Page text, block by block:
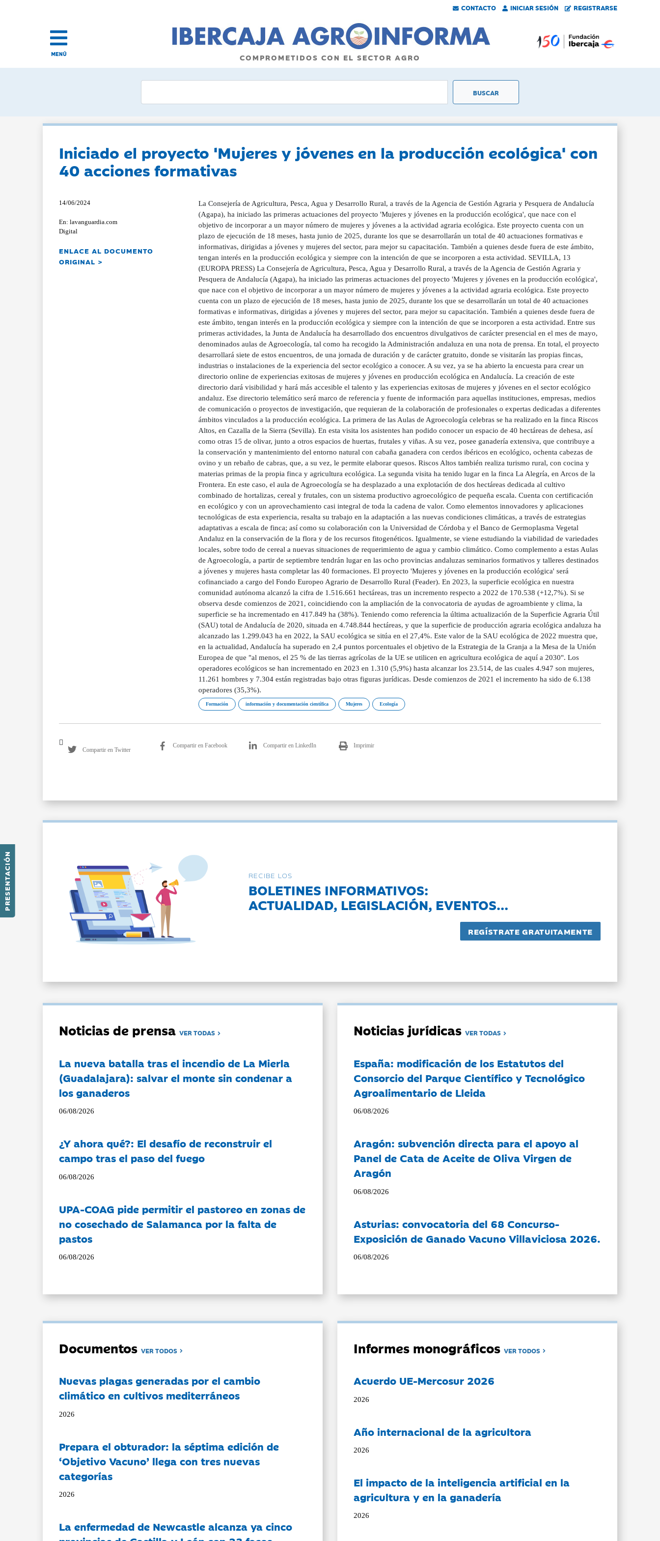
CONTACTO INICIAR SESIÓN REGISTRARSE
PRESENTACIÓN
MENÚ COMPROMETIDOS CON EL SECTOR AGRO
Iniciado el proyecto 'Mujeres y jóvenes en la producción ecológica' con
40 acciones formativas
14/06/2024
En: lavanguardia.com
Digital
ENLACE AL DOCUMENTO
ORIGINAL >
La Consejería de Agricultura, Pesca, Agua y Desarrollo Rural, a través de la Agencia de Gestión Agraria y Pesquera de Andalucía
(Agapa), ha iniciado las primeras actuaciones del proyecto 'Mujeres y jóvenes en la producción ecológica', que nace con el
objetivo de incorporar a un mayor número de mujeres y jóvenes a la actividad agraria ecológica. Este proyecto cuenta con un
plazo de ejecución de 18 meses, hasta junio de 2025, durante los que se desarrollarán un total de 40 actuaciones formativas e
informativas, dirigidas a jóvenes y mujeres del sector, para mejor su capacitación. También a quienes desde fuera de este ámbito,
tengan interés en la producción ecológica y siempre con la intención de que se incorporen a esta actividad. SEVILLA, 13
(EUROPA PRESS) La Consejería de Agricultura, Pesca, Agua y Desarrollo Rural, a través de la Agencia de Gestión Agraria y
Pesquera de Andalucía (Agapa), ha iniciado las primeras actuaciones del proyecto 'Mujeres y jóvenes en la producción ecológica',
que nace con el objetivo de incorporar a un mayor número de mujeres y jóvenes a la actividad agraria ecológica. Este proyecto
cuenta con un plazo de ejecución de 18 meses, hasta junio de 2025, durante los que se desarrollarán un total de 40 actuaciones
formativas e informativas, dirigidas a jóvenes y mujeres del sector, para mejor su capacitación. También a quienes desde fuera de
este ámbito, tengan interés en la producción ecológica y siempre con la intención de que se incorporen a esta actividad. Entre sus
primeras actividades, la Junta de Andalucía ha desarrollado dos encuentros divulgativos de carácter presencial en el mes de mayo,
denominados aulas de Agroecología, tal como ha recogido la Administración andaluza en una nota de prensa. En total, el proyecto
desarrollará siete de estos encuentros, de una jornada de duración y de carácter gratuito, donde se visitarán las propias fincas,
industrias o instalaciones de la experiencia del sector ecológico a conocer. A su vez, ya se ha abierto la encuesta para crear un
directorio online de experiencias exitosas de mujeres y jóvenes en producción ecológica en Andalucía. La creación de este
directorio dará visibilidad y hará más accesible el talento y las experiencias exitosas de mujeres y jóvenes en el sector ecológico
andaluz. Ese directorio telemático será marco de referencia y fuente de información para aquellas instituciones, empresas, medios
de comunicación o proyectos de investigación, que requieran de la colaboración de profesionales o expertas dedicadas a diferentes
ámbitos vinculados a la producción ecológica. La primera de las Aulas de Agroecología celebras se ha realizado en la finca Riscos
Altos, en Cazalla de la Sierra (Sevilla). En esta visita los asistentes han podido conocer un espacio de 40 hectáreas de dehesa, así
como otras 15 de olivar, junto a otros espacios de huertas, frutales y viñas. A su vez, posee ganadería extensiva, que contribuye a
la conservación y mantenimiento del entorno natural con cabaña ganadera con cerdos ibéricos en ecológico, ochenta cabezas de
ovino y un rebaño de cabras, que, a su vez, le permite elaborar quesos. Riscos Altos también realiza turismo rural, con cocina y
materias primas de la propia finca y agricultura ecológica. La segunda visita ha tenido lugar en la finca La Alegría, en Arcos de la
Frontera. En este caso, el aula de Agroecología se ha desplazado a una explotación de dos hectáreas dedicada al cultivo
combinado de hortalizas, cereal y frutales, con un sistema productivo agroecológico de pequeña escala. Cuenta con certificación
en ecológico y con un aprovechamiento casi integral de toda la cadena de valor. Como elementos innovadores y aplicaciones
tecnológicas de esta experiencia, resalta su trabajo en la adaptación a las nuevas condiciones climáticas, a través de estrategias
adaptativas a escala de finca; así como su colaboración con la Universidad de Córdoba y el Banco de Germoplasma Vegetal
Andaluz en la conservación de la flora y de los recursos fitogenéticos. Igualmente, se viene estudiando la viabilidad de variedades
locales, sobre todo de cereal a nuevas situaciones de requerimiento de agua y cambio climático. Como complemento a estas Aulas
de Agroecología, a partir de septiembre tendrán lugar en las ocho provincias andaluzas seminarios formativos y talleres destinados
a jóvenes y mujeres hasta completar las 40 formaciones. El proyecto 'Mujeres y jóvenes en la producción ecológica' será
cofinanciado a cargo del Fondo Europeo Agrario de Desarrollo Rural (Feader). En 2023, la superficie ecológica en nuestra
comunidad autónoma alcanzó la cifra de 1.516.661 hectáreas, tras un incremento respecto a 2022 de 170.538 (+12,7%). Si se
observa desde comienzos de 2021, coincidiendo con la ampliación de la convocatoria de ayudas de agroambiente y clima, la
superficie se ha incrementado en 417.849 ha (38%). Teniendo como referencia la última actualización de la Superficie Agraria Útil
(SAU) total de Andalucía de 2020, situada en 4.748.844 hectáreas, y que la superficie de producción agraria ecológica andaluza ha
alcanzado las 1.299.043 ha en 2022, la SAU ecológica se sitúa en el 27,4%. Este valor de la SAU ecológica de 2022 muestra que,
en la actualidad, Andalucía ha superado en 2,4 puntos porcentuales el objetivo de la Estrategia de la Granja a la Mesa de la Unión
Europea de que "al menos, el 25 % de las tierras agrícolas de la UE se utilicen en agricultura ecológica de aquí a 2030". Los
operadores ecológicos se han incrementado en 2023 en 1.310 (5,9%) hasta alcanzar los 23.514, de las cuales 4.947 son mujeres,
11.261 hombres y 7.304 están registradas bajo otras figuras jurídicas. Desde comienzos de 2021 el incremento ha sido de 6.138
operadores (35,3%).
Formación información y documentación científica Mujeres Ecología
Compartir en Twitter
Compartir en Facebook Compartir en LinkedIn Imprimir
RECIBE LOS
BOLETINES INFORMATIVOS:
ACTUALIDAD, LEGISLACIÓN, EVENTOS...
Noticias de prensaVER TODAS
La nueva batalla tras el incendio de La Mierla
(Guadalajara): salvar el monte sin condenar a
los ganaderos
06/08/2026
¿Y ahora qué?: El desafío de reconstruir el
campo tras el paso del fuego
06/08/2026
UPA-COAG pide permitir el pastoreo en zonas de
no cosechado de Salamanca por la falta de
pastos
06/08/2026
Noticias jurídicasVER TODAS
España: modificación de los Estatutos del
Consorcio del Parque Científico y Tecnológico
Agroalimentario de Lleida
06/08/2026
Aragón: subvención directa para el apoyo al
Panel de Cata de Aceite de Oliva Virgen de
Aragón
06/08/2026
Asturias: convocatoria del 68 Concurso-
Exposición de Ganado Vacuno Villaviciosa 2026.
06/08/2026
DocumentosVER TODOS
Nuevas plagas generadas por el cambio
climático en cultivos mediterráneos
2026
Prepara el obturador: la séptima edición de
‘Objetivo Vacuno’ llega con tres nuevas
categorías
2026
La enfermedad de Newcastle alcanza ya cinco
Informes monográficosVER TODOS
Acuerdo UE-Mercosur 2026
2026
Año internacional de la agricultora
2026
El impacto de la inteligencia artificial en la
agricultura y en la ganadería
2026